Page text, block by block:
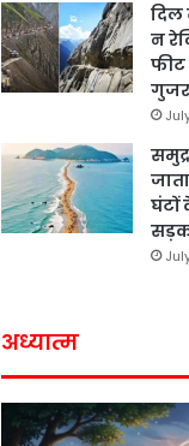
दिल
न
फीट
घंटों
अध्यात्म